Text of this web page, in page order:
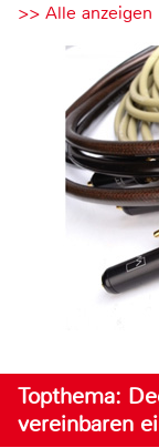
>> Alle anzeigen
Topthema:
vereinbaren